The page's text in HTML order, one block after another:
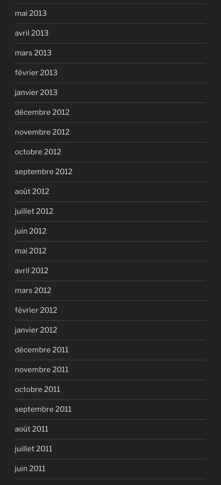
mai 2013
avril 2013
mars 2013
février 2013
janvier 2013
décembre 2012
novembre 2012
octobre 2012
septembre 2012
août 2012
juillet 2012
juin 2012
mai 2012
avril 2012
mars 2012
février 2012
janvier 2012
décembre 2011
novembre 2011
octobre 2011
septembre 2011
août 2011
juillet 2011
juin 2011